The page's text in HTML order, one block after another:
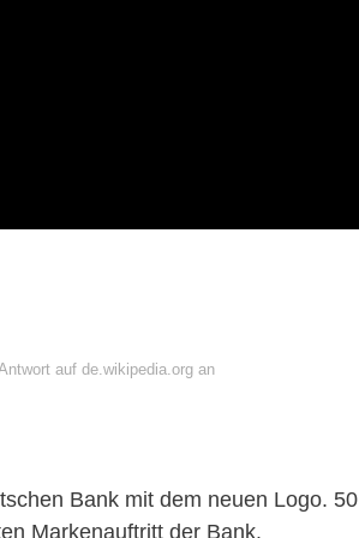
auf de.wikipedia.org an
Bank mit dem neuen Logo. 50
Markenauftritt der Bank.